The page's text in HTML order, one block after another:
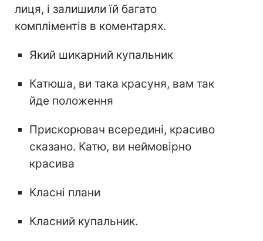
лиця, і залишили їй багато
компліментів в коментарях.
Який шикарний купальник
Катюша, ви така красуня, вам так
йде положення
Прискорювач всередині, красиво
сказано. Катю, ви неймовірно
красива
Класні плани
Класний купальник.